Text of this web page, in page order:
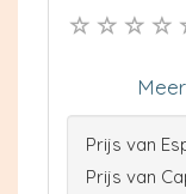
Prijs van
Prijs van